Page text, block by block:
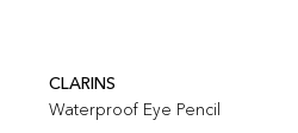
CLARINS
Waterproof Eye Pencil